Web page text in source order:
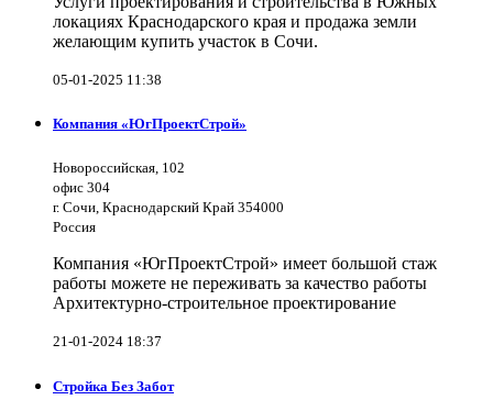
локациях Краснодарского края и продажа земли
желающим купить участок в Сочи.
05-01-2025 11:38
Компания «ЮгПроектСтрой»
Новороссийская, 102
офис 304
г. Сочи, Краснодарский Край 354000
Россия
Компания «ЮгПроектСтрой» имеет большой стаж
работы можете не переживать за качество работы
Архитектурно-строительное проектирование
21-01-2024 18:37
Стройка Без Забот